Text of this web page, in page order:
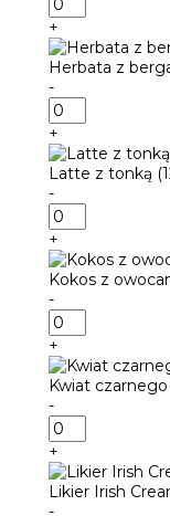
Ciastko
korzenne
(13g)
+
Herbata z
-
ilość
Herbata
z
bergamotką
(13g)
+
Latte z tonką
-
ilość
Latte
z
tonką
(12g)
+
Kokos z
-
ilość
Kokos
z
owocami
egzotycznymi
(13g)
+
Kwiat czarnego
-
ilość
Kwiat
czarnego
bzu
(13g)
+
Likier Irish
-